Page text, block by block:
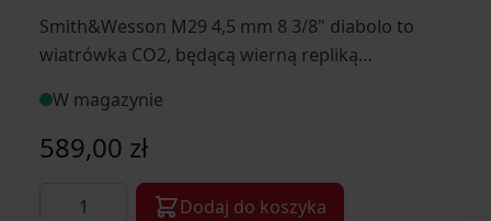
Smith&Wesson M29 4,5 mm 8 3/8" diabolo to
wiatrówka CO2, będącą wierną repliką
Magnum — modelu 629.
W magazynie
589,00 zł
Dodaj do koszyka